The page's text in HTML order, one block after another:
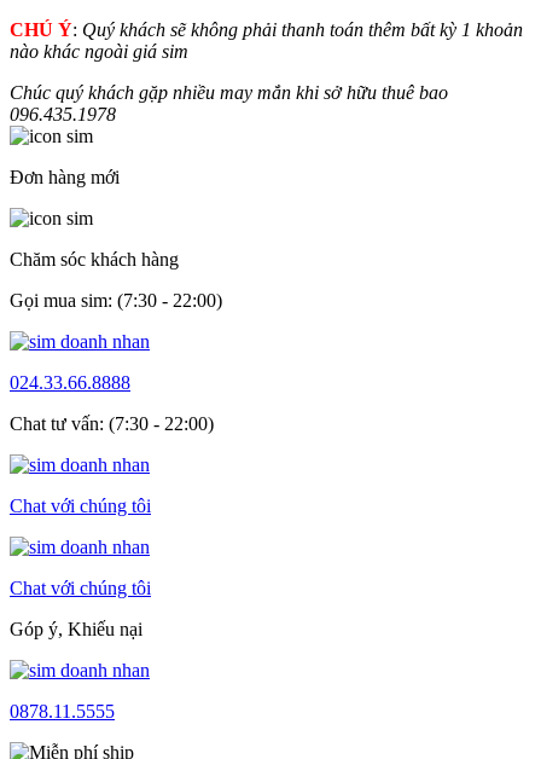
CHÚ Ý: Quý khách sẽ không phải thanh toán thêm bất kỳ 1 khoản
nào khác ngoài giá sim
Chúc quý khách gặp nhiều may mắn khi sở hữu thuê bao
096.435.1978
Đơn hàng mới
Chăm sóc khách hàng
Gọi mua sim: (7:30 - 22:00)
024.33.66.8888
Chat tư vấn: (7:30 - 22:00)
Chat với chúng tôi
Chat với chúng tôi
Góp ý, Khiếu nại
0878.11.5555